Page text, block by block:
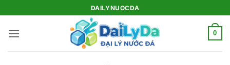
qua
nội
DAILYNUOCDA
0